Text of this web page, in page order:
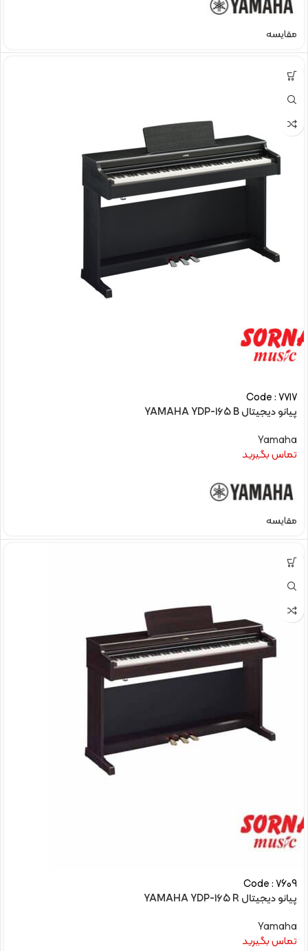
مقایسه
Code : 7717
پیانو دیجیتال YAMAHA YDP-165 B
Yamaha
تماس بگیرید
مقایسه
Code : 7609
پیانو دیجیتال YAMAHA YDP-165 R
Yamaha
تماس بگیرید